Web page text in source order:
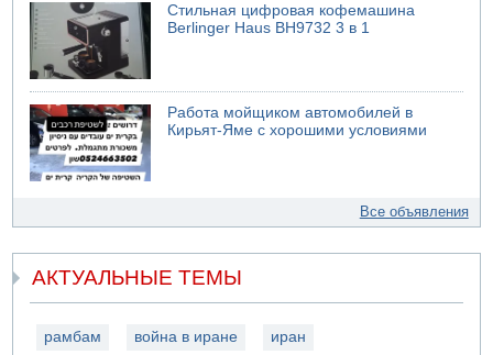
Стильная цифровая кофемашина
Berlinger Haus BH9732 3 в 1
Работа мойщиком автомобилей в
Кирьят-Яме с хорошими условиями
Все объявления
АКТУАЛЬНЫЕ ТЕМЫ
рамбам война в иране иран